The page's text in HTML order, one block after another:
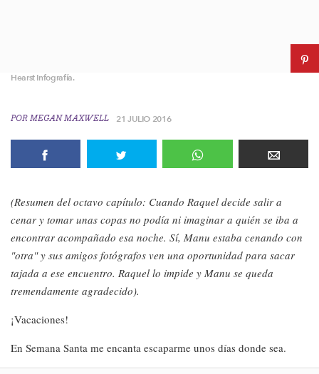
Hearst Infografía.
POR MEGAN MAXWELL 21 JULIO 2016
(Resumen del octavo capítulo: Cuando Raquel decide salir a
cenar y tomar unas copas no podía ni imaginar a quién se iba a
encontrar acompañado esa noche. Sí, Manu estaba cenando con
"otra" y sus amigos fotógrafos ven una oportunidad para sacar
tajada a ese encuentro. Raquel lo impide y Manu se queda
tremendamente agradecido).
¡Vacaciones!
En Semana Santa me encanta escaparme unos días donde sea.